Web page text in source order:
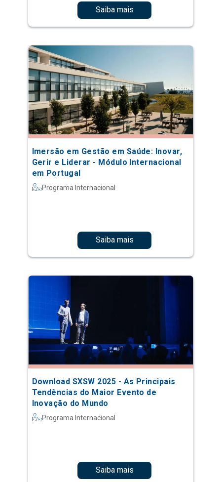
Saiba mais
Imersão em Gestão em Saúde: Inovar,
Gerir e Liderar - Módulo Internacional
em Portugal
Programa Internacional
Saiba mais
Download SXSW 2025 - As Principais
Tendências do Maior Evento de
Inovação do Mundo
Programa Internacional
Saiba mais